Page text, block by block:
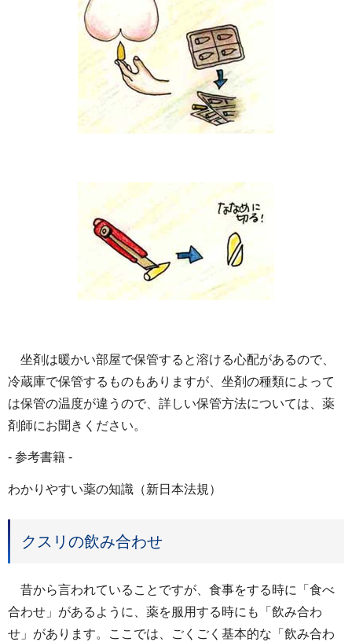
坐剤は暖かい部屋で保管すると溶ける心配があるので、
冷蔵庫で保管するものもありますが、坐剤の種類によって
は保管の温度が違うので、詳しい保管方法については、薬
剤師にお聞きください。
- 参考書籍 -
わかりやすい薬の知識（新日本法規）
クスリの飲み合わせ
昔から言われていることですが、食事をする時に「食べ
合わせ」があるように、薬を服用する時にも「飲み合わ
せ」があります。ここでは、ごくごく基本的な「飲み合わ